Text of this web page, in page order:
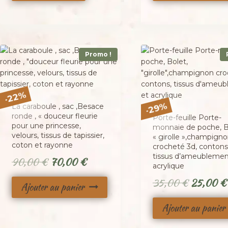
était :
Promo !
-22%
La caraboule , sac ,Besace
ronde , « douceur fleurie
pour une princesse,
velours, tissus de tapissier,
coton et rayonne
90,00€ Le
prix
initial
70,00€Le
prix
actuel
Ajouter au panier
-29%
Porte-feuille Porte-
monnaie de poche,
« girolle
crocheté 3d,
tissus
acrylique
35,00€ Le
prix
initial
25,00€Le
Ajouter au panier